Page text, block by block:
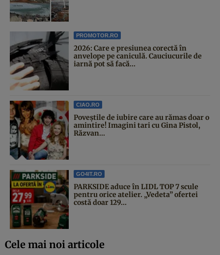
PROMOTOR.RO
2026: Care e presiunea corectă în
anvelope pe caniculă. Cauciucurile de
iarnă pot să facă...
CIAO.RO
Poveştile de iubire care au rămas doar o
amintire! Imagini tari cu Gina Pistol,
Răzvan...
GO4IT.RO
PARKSIDE aduce în LIDL TOP 7 scule
pentru orice atelier. „Vedeta” ofertei
costă doar 129...
Cele mai noi articole